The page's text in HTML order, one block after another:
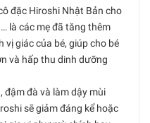
đặc Hiroshi Nhật Bản cho
là các mẹ đã tăng thêm
giác của bé, giúp cho bé
và hấp thu dinh dưỡng
đà và làm dậy mùi
sẽ giảm đáng kể hoặc